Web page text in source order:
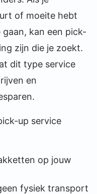
of moeite hebt
kan een pick-
zijn die je zoekt.
dit type service
en
up service
op jouw
fysiek transport